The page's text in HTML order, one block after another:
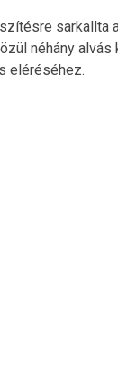
sarkallta
néhány
eléréséhez.